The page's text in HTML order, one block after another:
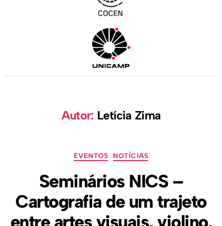
Autor: Letícia Zima
EVENTOS NOTÍCIAS
Seminários NICS –
Cartografia de um trajeto
entre artes visuais, violino,